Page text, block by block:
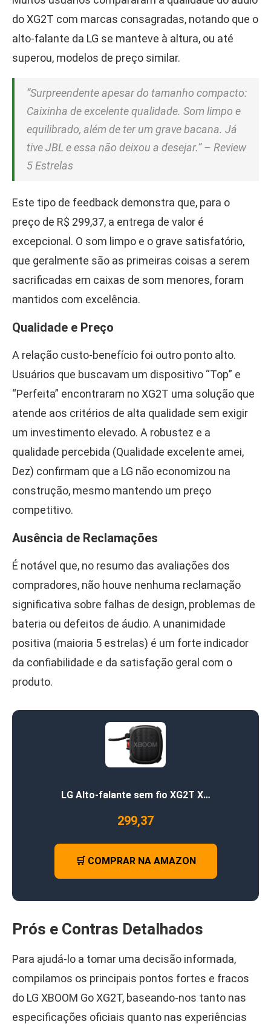
do XG2T com marcas consagradas, notando que o
alto-falante da LG se manteve à altura, ou até
superou, modelos de preço similar.
“Surpreendente apesar do tamanho compacto:
Caixinha de excelente qualidade. Som limpo e
equilibrado, além de ter um grave bacana. Já
tive JBL e essa não deixou a desejar.” – Review
5 Estrelas
Este tipo de feedback demonstra que, para o
preço de R$ 299,37, a entrega de valor é
excepcional. O som limpo e o grave satisfatório,
que geralmente são as primeiras coisas a serem
sacrificadas em caixas de som menores, foram
mantidos com excelência.
Qualidade e Preço
A relação custo-benefício foi outro ponto alto.
Usuários que buscavam um dispositivo “Top” e
“Perfeita” encontraram no XG2T uma solução que
atende aos critérios de alta qualidade sem exigir
um investimento elevado. A robustez e a
qualidade percebida (Qualidade excelente amei,
Dez) confirmam que a LG não economizou na
construção, mesmo mantendo um preço
competitivo.
Ausência de Reclamações
É notável que, no resumo das avaliações dos
compradores, não houve nenhuma reclamação
significativa sobre falhas de design, problemas de
bateria ou defeitos de áudio. A unanimidade
positiva (maioria 5 estrelas) é um forte indicador
da confiabilidade e da satisfação geral com o
produto.
LG Alto-falante sem fio XG2T X…
299,37
🛒 COMPRAR NA AMAZON
Prós e Contras Detalhados
Para ajudá-lo a tomar uma decisão informada,
compilamos os principais pontos fortes e fracos
do LG XBOOM Go XG2T, baseando-nos tanto nas
especificações oficiais quanto nas experiências